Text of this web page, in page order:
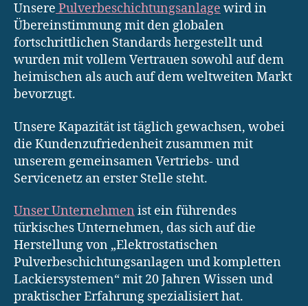
Unsere Pulverbeschichtungsanlage wird in
Übereinstimmung mit den globalen
fortschrittlichen Standards hergestellt und
wurden mit vollem Vertrauen sowohl auf dem
heimischen als auch auf dem weltweiten Markt
bevorzugt.
Unsere Kapazität ist täglich gewachsen, wobei
die Kundenzufriedenheit zusammen mit
unserem gemeinsamen Vertriebs- und
Servicenetz an erster Stelle steht.
Unser Unternehmen ist ein führendes
türkisches Unternehmen, das sich auf die
Herstellung von „Elektrostatischen
Pulverbeschichtungsanlagen und kompletten
Lackiersystemen“ mit 20 Jahren Wissen und
praktischer Erfahrung spezialisiert hat.